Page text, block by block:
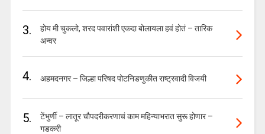
3.
होय मी चुकलो, शरद पवारांशी एकदा बोलायला हवं होतं – तारिक
अन्वर
4. अहमदनगर – जिल्हा परिषद पोटनिडणुकीत राष्ट्रवादी विजयी
5.
टेंभुर्णी – लातूर चौपदरीकरणाचं काम महिन्याभरात सुरू होणार –
गडकरी